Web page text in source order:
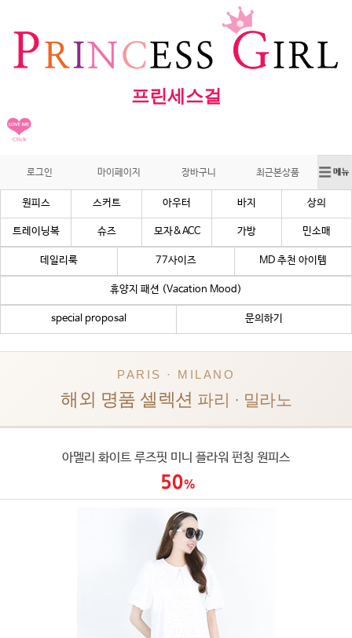
프린세스걸
로그인 마이페이지 장바구니 최근본상품
원피스 스커트 아우터 바지 상의
트레이닝복 슈즈 모자&ACC 가방 민소매
데일리룩 77사이즈 MD 추천 아이템
휴양지 패션 (Vacation Mood)
special proposal 문의하기
PARIS · MILANO
해외 명품 셀렉션 파리 · 밀라노
아멜리 화이트 루즈핏 미니 플라워 펀칭 원피스